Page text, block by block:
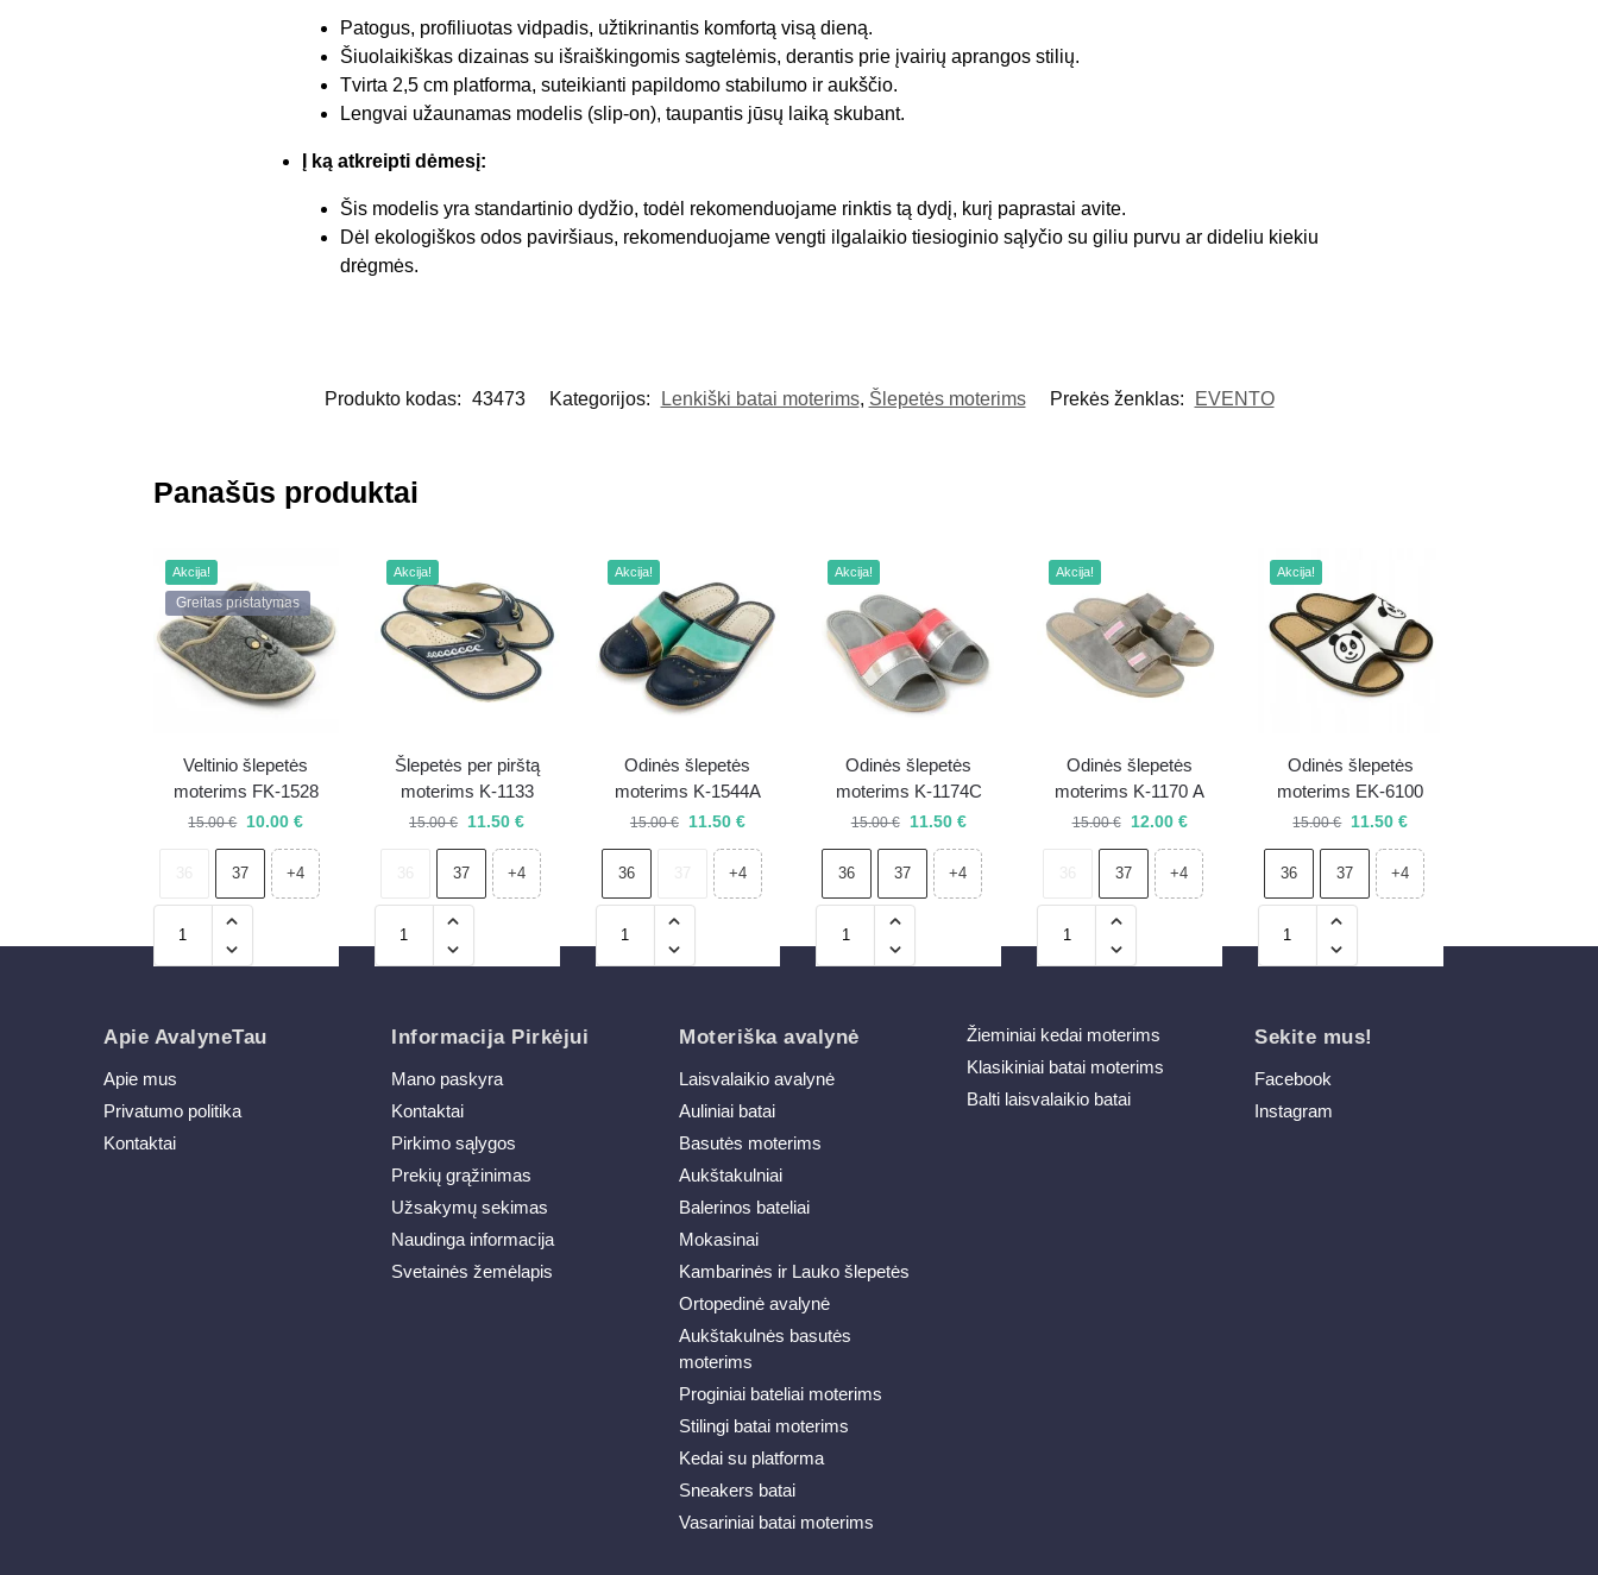
Patogus, profiliuotas vidpadis, užtikrinantis komfortą visą dieną.
Šiuolaikiškas dizainas su išraiškingomis sagtelėmis, derantis prie įvairių aprangos stilių.
Tvirta 2,5 cm platforma, suteikianti papildomo stabilumo ir aukščio.
Lengvai užaunamas modelis (slip-on), taupantis jūsų laiką skubant.
Į ką atkreipti dėmesį:
Šis modelis yra standartinio dydžio, todėl rekomenduojame rinktis tą dydį, kurį paprastai avite.
Dėl ekologiškos odos paviršiaus, rekomenduojame vengti ilgalaikio tiesioginio sąlyčio su giliu purvu ar dideliu kiekiu
drėgmės.
Produkto kodas: 43473 Kategorijos: Lenkiški batai moterims, Šlepetės moterims Prekės ženklas: EVENTO
Panašūs produktai
Akcija!
Greitas pristatymas
Veltinio šlepetės
moterims FK-1528
15.00€ 10.00€
37 +4
Akcija!
Šlepetės per pirštą
moterims K-1133
15.00€ 11.50€
37 +4
Akcija!
Odinės šlepetės
moterims K-1544A
15.00€ 11.50 €
36 +4
Akcija!
Odinės šlepetės
moterims K-1174C
15.00€ 11.50 €
36 37 +4
Akcija!
Odinės šlepetės
moterims K-1170 A
15.00€ 12.00 €
37 +4
Akcija!
Odinės šlepetės
moterims EK-6100
15.00€ 11.50€
36 37 +4
Apie AvalyneTau
Apie mus
Privatumo politika
Kontaktai
Informacija Pirkėjui
Mano paskyra
Kontaktai
Pirkimo sąlygos
Prekių grąžinimas
Užsakymų sekimas
Naudinga informacija
Svetainės žemėlapis
Moteriška avalynė
Laisvalaikio avalynė
Auliniai batai
Basutės moterims
Aukštakulniai
Balerinos bateliai
Mokasinai
Kambarinės ir Lauko šlepetės
Ortopedinė avalynė
Aukštakulnės basutės
moterims
Proginiai bateliai moterims
Stilingi batai moterims
Kedai su platforma
Sneakers batai
Vasariniai batai moterims
Žieminiai kedai moterims
Klasikiniai batai moterims
Balti laisvalaikio batai
Sekite mus!
Facebook
Instagram